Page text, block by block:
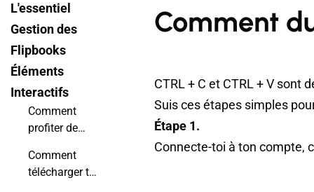
L'essentiel
Gestion des
Flipbooks
Éléments
Interactifs
Comment
profiter de
souhaits ?
Comment
télécharger ta
Comment
CTRL + C et CTRL + V
Suis ces étapes simples
Étape 1.
Connecte-toi à ton compte,